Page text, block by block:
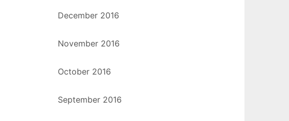
December 2016
November 2016
October 2016
September 2016